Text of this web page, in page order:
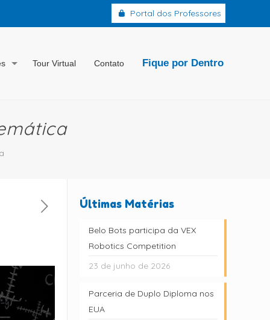
Portal dos Professores
Tour Virtual Contato Fique por Dentro
Últimas Matérias
Belo Bots participa da VEX
Robotics Competition
23 de junho de 2026
Parceria de Duplo Diploma nos
EUA